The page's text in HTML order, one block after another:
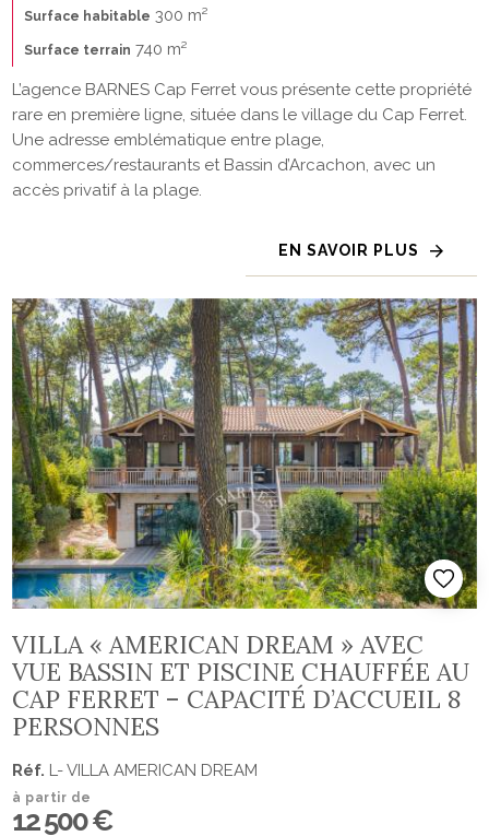
Surface habitable 300 m²
Surface terrain 740 m²
L’agence BARNES Cap Ferret vous présente cette propriété
rare en première ligne, située dans le village du Cap Ferret.
Une adresse emblématique entre plage,
commerces/restaurants et Bassin d’Arcachon, avec un
accès privatif à la plage.
EN SAVOIR PLUS
VILLA « AMERICAN DREAM » AVEC
VUE BASSIN ET PISCINE CHAUFFÉE AU
CAP FERRET – CAPACITÉ D’ACCUEIL 8
PERSONNES
Réf. L- VILLA AMERICAN DREAM
à partir de
12 500 €